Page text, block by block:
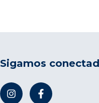
Sigamos